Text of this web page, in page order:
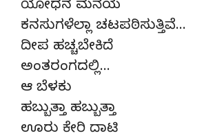
ಯೋಧನ ಮನೆಯ
ಕನಸುಗಳೆಲ್ಲಾ ಚಟಪಠಿಸುತ್ತಿವೆ…
ದೀಪ ಹಚ್ಚಬೇಕಿದೆ
ಅಂತರಂಗದಲ್ಲಿ…
ಆ ಬೆಳಕು
ಹಬ್ಬುತ್ತಾ ಹಬ್ಬುತ್ತಾ
ಊರು ಕೇರಿ ದಾಟಿ